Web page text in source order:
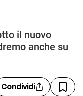
il nuovo
anche su
Condividi